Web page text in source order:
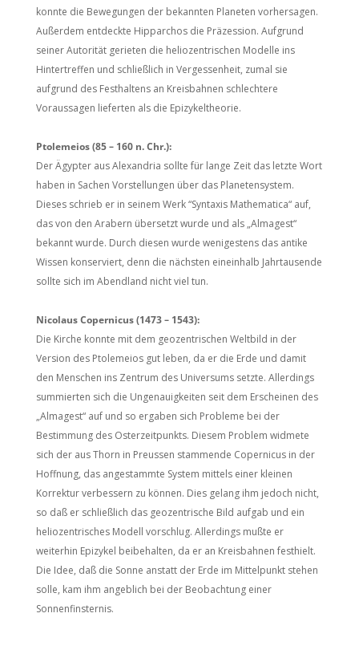
konnte die Bewegungen der bekannten Planeten vorhersagen.
Außerdem entdeckte Hipparchos die Präzession. Aufgrund
seiner Autorität gerieten die heliozentrischen Modelle ins
Hintertreffen und schließlich in Vergessenheit, zumal sie
aufgrund des Festhaltens an Kreisbahnen schlechtere
Voraussagen lieferten als die Epizykeltheorie.
Ptolemeios (85 – 160 n. Chr.):
Der Ägypter aus Alexandria sollte für lange Zeit das letzte Wort
haben in Sachen Vorstellungen über das Planetensystem.
Dieses schrieb er in seinem Werk “Syntaxis Mathematica“ auf,
das von den Arabern übersetzt wurde und als „Almagest“
bekannt wurde. Durch diesen wurde wenigestens das antike
Wissen konserviert, denn die nächsten eineinhalb Jahrtausende
sollte sich im Abendland nicht viel tun.
Nicolaus Copernicus (1473 – 1543):
Die Kirche konnte mit dem geozentrischen Weltbild in der
Version des Ptolemeios gut leben, da er die Erde und damit
den Menschen ins Zentrum des Universums setzte. Allerdings
summierten sich die Ungenauigkeiten seit dem Erscheinen des
„Almagest“ auf und so ergaben sich Probleme bei der
Bestimmung des Osterzeitpunkts. Diesem Problem widmete
sich der aus Thorn in Preussen stammende Copernicus in der
Hoffnung, das angestammte System mittels einer kleinen
Korrektur verbessern zu können. Dies gelang ihm jedoch nicht,
so daß er schließlich das geozentrische Bild aufgab und ein
heliozentrisches Modell vorschlug. Allerdings mußte er
weiterhin Epizykel beibehalten, da er an Kreisbahnen festhielt.
Die Idee, daß die Sonne anstatt der Erde im Mittelpunkt stehen
solle, kam ihm angeblich bei der Beobachtung einer
Sonnenfinsternis.